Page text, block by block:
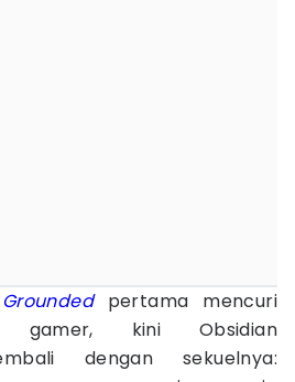
Groundedpertama mencuri
gamer, kini Obsidian
dengan sekuelnya: